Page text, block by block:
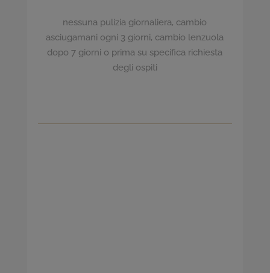
nessuna pulizia giornaliera, cambio
asciugamani ogni 3 giorni, cambio lenzuola
dopo 7 giorni o prima su specifica richiesta
degli ospiti